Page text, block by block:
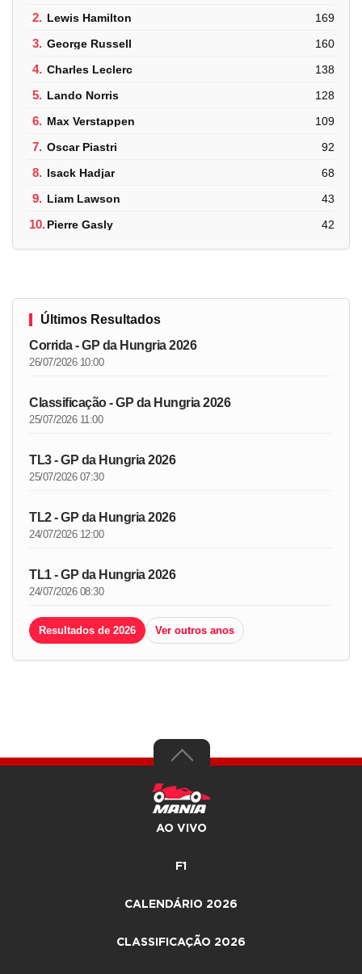
2. Lewis Hamilton 169
3. George Russell 160
4. Charles Leclerc 138
5. Lando Norris 128
6. Max Verstappen 109
7. Oscar Piastri 92
8. Isack Hadjar 68
9. Liam Lawson 43
10.Pierre Gasly 42
Últimos Resultados
Corrida - GP da Hungria 2026
26/07/2026 10:00
Classificação - GP da Hungria 2026
25/07/2026 11:00
TL3 - GP da Hungria 2026
25/07/2026 07:30
TL2 - GP da Hungria 2026
24/07/2026 12:00
TL1 - GP da Hungria 2026
24/07/2026 08:30
Resultados de 2026 Ver outros anos
AO VIVO
F1
CALENDÁRIO 2026
CLASSIFICAÇÃO 2026